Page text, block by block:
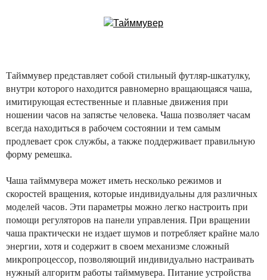
Тайммувер представляет собой стильный футляр-шкатулку,
внутри которого находится равномерно вращающаяся чаша,
имитирующая естественные и плавные движения при
ношении часов на запястье человека. Чаша позволяет часам
всегда находиться в рабочем состоянии и тем самым
продлевает срок службы, а также поддерживает правильную
форму ремешка.
Чаша тайммувера может иметь несколько режимов и
скоростей вращения, которые индивидуальны для различных
моделей часов. Эти параметры можно легко настроить при
помощи регуляторов на панели управления. При вращении
чаша практически не издает шумов и потребляет крайне мало
энергии, хотя и содержит в своем механизме сложный
микропроцессор, позволяющий индивидуально настраивать
нужный алгоритм работы тайммувера. Питание устройства